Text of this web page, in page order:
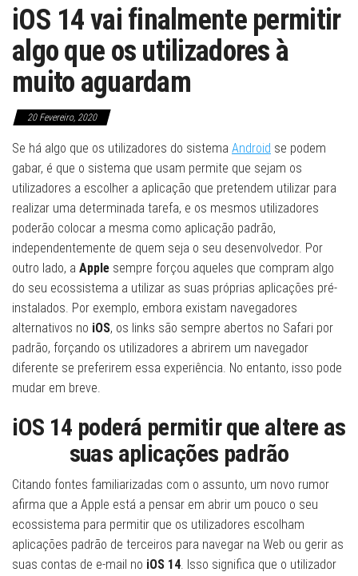
iOS 14 vai finalmente permitir
algo que os utilizadores à
muito aguardam
20 Fevereiro, 2020
Se há algo que os utilizadores do sistema Android se podem
gabar, é que o sistema que usam permite que sejam os
utilizadores a escolher a aplicação que pretendem utilizar para
realizar uma determinada tarefa, e os mesmos utilizadores
poderão colocar a mesma como aplicação padrão,
independentemente de quem seja o seu desenvolvedor. Por
outro lado, a Apple sempre forçou aqueles que compram algo
do seu ecossistema a utilizar as suas próprias aplicações pré-
instalados. Por exemplo, embora existam navegadores
alternativos no iOS, os links são sempre abertos no Safari por
padrão, forçando os utilizadores a abrirem um navegador
diferente se preferirem essa experiência. No entanto, isso pode
mudar em breve.
iOS 14 poderá permitir que altere as
suas aplicações padrão
Citando fontes familiarizadas com o assunto, um novo rumor
afirma que a Apple está a pensar em abrir um pouco o seu
ecossistema para permitir que os utilizadores escolham
aplicações padrão de terceiros para navegar na Web ou gerir as
suas contas de e-mail no iOS 14. Isso significa que o utilizador